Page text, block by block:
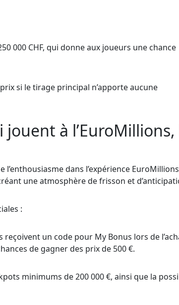
000 CHF, qui donne aux joueurs une chance
si le tirage principal n’apporte aucune
à l’EuroMillions,
l’enthousiasme dans l’expérience
une atmosphère de frisson et
:
reçoivent un code pour My Bonus lors de
de gagner des prix de 500 €.
minimums de 200 000 €, ainsi que la